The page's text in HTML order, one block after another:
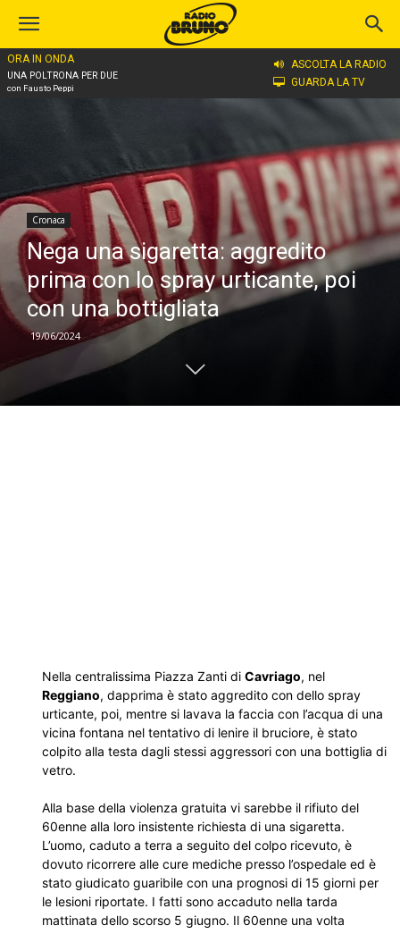
ORA IN ONDA
UNA POLTRONA PER DUE
con Fausto Peppi
ASCOLTA LA RADIO
GUARDA LA TV
Home
Cronaca
Nega una sigaretta: aggredito
prima con lo spray urticante, poi
con una bottigliata
19/06/2024
Nella centralissima Piazza Zanti di Cavriago, nel
Reggiano, dapprima è stato aggredito con dello spray
urticante, poi, mentre si lavava la faccia con l’acqua di una
vicina fontana nel tentativo di lenire il bruciore, è stato
colpito alla testa dagli stessi aggressori con una bottiglia di
vetro.
Alla base della violenza gratuita vi sarebbe il rifiuto del
60enne alla loro insistente richiesta di una sigaretta.
L’uomo, caduto a terra a seguito del colpo ricevuto, è
dovuto ricorrere alle cure mediche presso l’ospedale ed è
stato giudicato guaribile con una prognosi di 15 giorni per
le lesioni riportate. I fatti sono accaduto nella tarda
mattinata dello scorso 5 giugno. Il 60enne una volta